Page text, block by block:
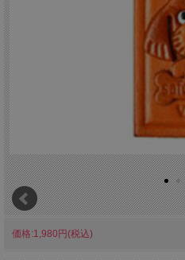
価格:1,980円(税込)